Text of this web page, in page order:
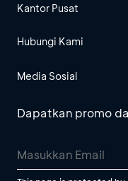
Kantor Pusat
Hubungi Kami
Media Sosial
Dapatkan promo